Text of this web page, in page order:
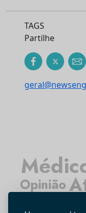
TAGS
Partilhe
Opinião